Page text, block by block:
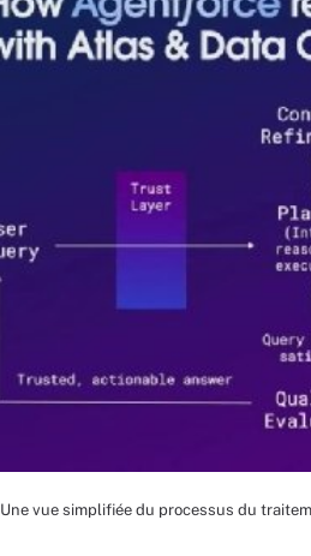
Une vue simplifiée du processus du